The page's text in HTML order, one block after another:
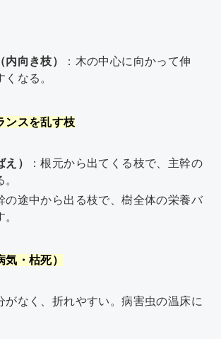
向き枝）
：木の中心に向かって伸
なる。
ンスを乱す枝
）
：根元から出てくる枝で、主幹の
の途中から出る枝で、樹全体の栄養バ
・枯死）
がなく、折れやすい。病害虫の温床に